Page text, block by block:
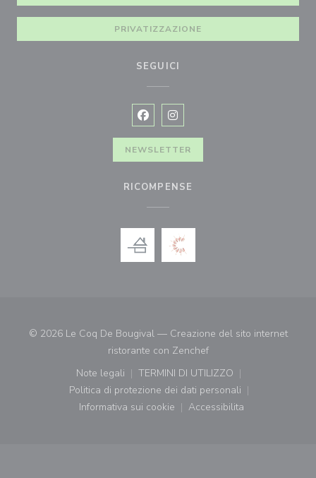
PRIVATIZZAZIONE
SEGUICI
Facebook ((apre una nuova
Instagram ((apre una nuova
NEWSLETTER
RICOMPENSE
© 2026 Le Coq De Bougival — Creazione del sito internet
ristorante con Zenchef((apre una nuova
Note legali
((apre una nuova finestra))
TERMINI DI UTILIZZO
((apre una nuova finestra))
Politica di protezione dei dati personali
((apre una nuova finestra))
Informativa sui cookie
((apre una nuova finestra))
Accessibilita
((apre una nuova